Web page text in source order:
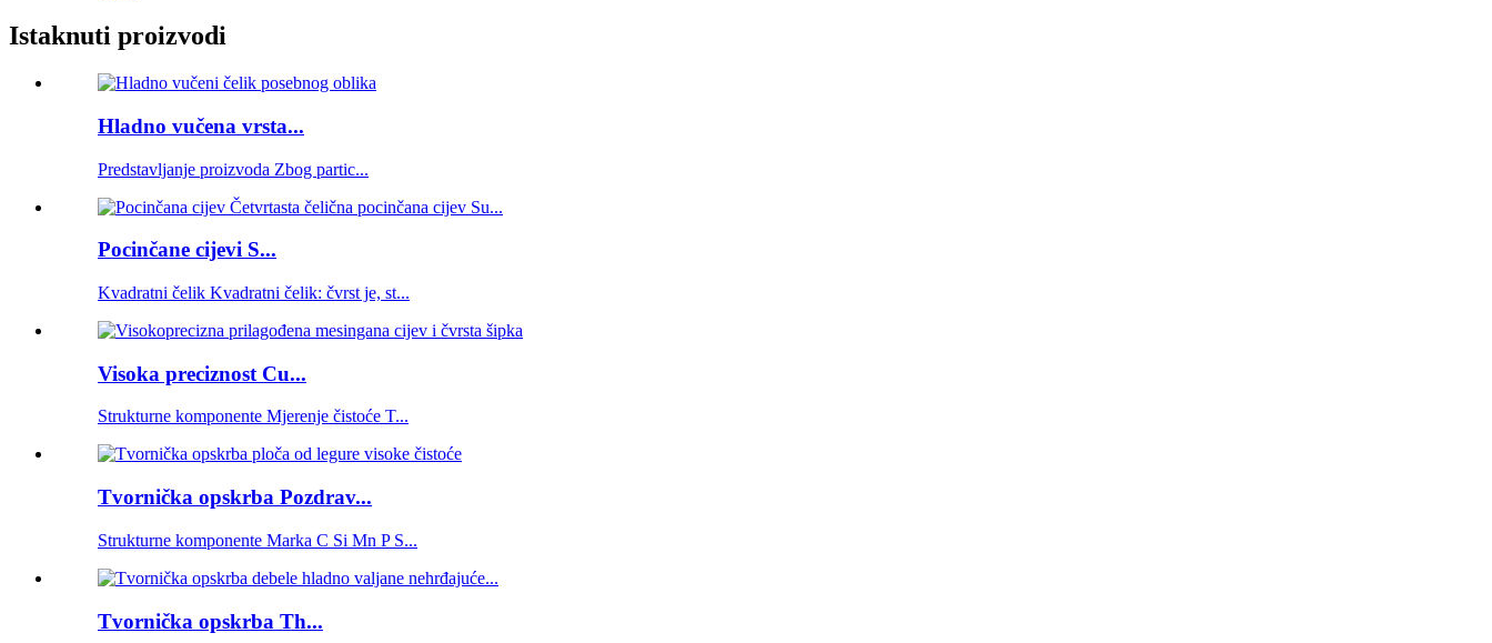
Istaknuti proizvodi
Hladno vučena vrsta...
Predstavljanje proizvoda Zbog partic...
Pocinčane cijevi S...
Kvadratni čelik Kvadratni čelik: čvrst je, st...
Visoka preciznost Cu...
Strukturne komponente Mjerenje čistoće T...
Tvornička opskrba Pozdrav...
Strukturne komponente Marka C Si Mn P S...
Tvornička opskrba Th...